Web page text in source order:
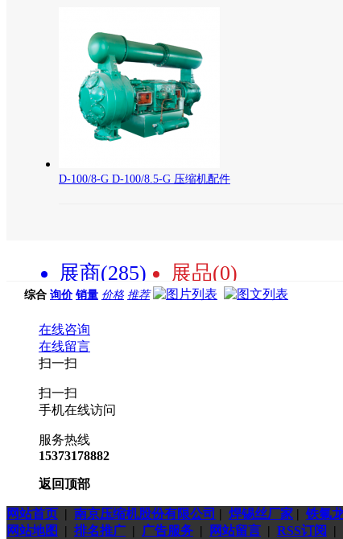
D-100/8-G D-100/8.5-G 压缩机配件
展商(285) 展品(0)
综合 询价 销量 价格 推荐
在线咨询
在线留言
扫一扫
扫一扫
手机在线访问
服务热线
15373178882
返回顶部
网站首页 | 南京压缩机股份有限公司 | 焊锡丝厂家 | 铁氟
网站地图
| 排名推广 | 广告服务 | 网站留言 | RSS订阅 |